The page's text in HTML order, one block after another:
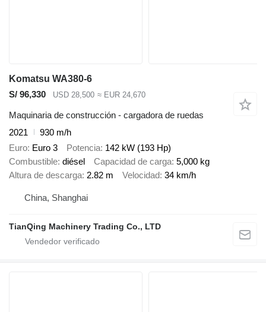
Komatsu WA380-6
S/ 96,330
USD 28,500 ≈ EUR 24,670
Maquinaria de construcción - cargadora de ruedas
2021
930 m/h
Euro Euro 3 Potencia 142 kW (193 Hp)
Combustible diésel Capacidad de carga 5,000 kg
Altura de descarga 2.82 m Velocidad 34 km/h
China, Shanghai
TianQing Machinery Trading Co., LTD